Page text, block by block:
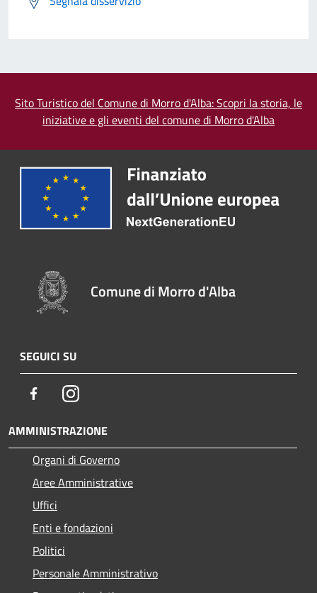
Sito Turistico del Comune di Morro d'Alba: Scopri la storia, le
iniziative e gli eventi del comune di Morro d'Alba
Comune di Morro d'Alba
SEGUICI SU
FacebookInstagram
AMMINISTRAZIONE
Organi di Governo
Aree Amministrative
Uffici
Enti e fondazioni
Politici
Personale Amministrativo